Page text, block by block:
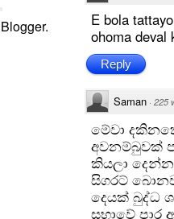
Blogger.
E bola
ohoma deval
Reply
Saman · 225
මේවා
අවනම්බුවක්
කියලා
සිගරට්
දෙයක් බුද්ධ
සභාවේ පාර